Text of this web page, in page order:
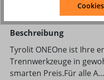
Beschreibung
Tyrolit ONEOne ist Ihre
Trennwerkzeuge in
smarten Preis.Für alle A…